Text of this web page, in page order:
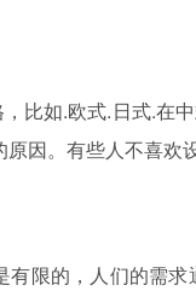
比如.欧式.日式.在
因。有些人不喜欢
限的，人们的需